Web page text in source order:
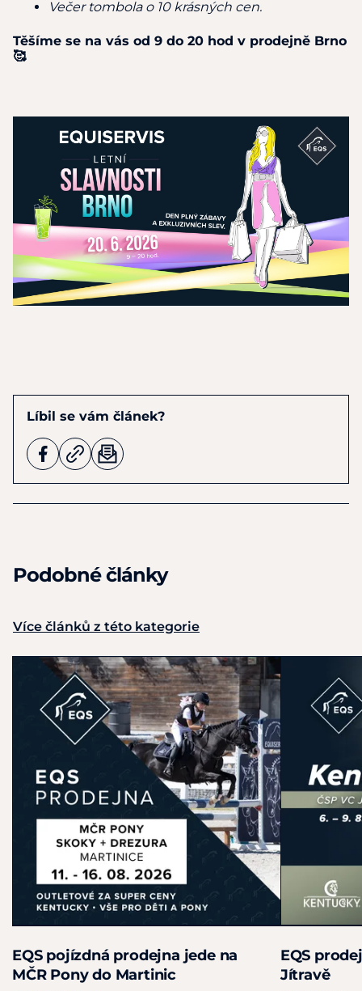
Večer tombola o 10 krásných cen.
Těšíme se na vás od 9 do 20 hod v prodejně Brno
🥰
Líbil se vám článek?
Podobné články
Více článků z této kategorie
EQS pojízdná prodejna jede na
MČR Pony do Martinic
EQS
Jítravě